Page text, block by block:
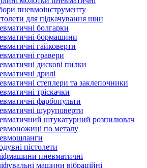
пневмоінструменту
для підкачування шин
болгарки
бормашини
гайковерти
гравери
дискові пилки
дрилі
степлери та заклепочники
тріскачки
фарбопульти
шуруповерти
штукатурний розпилювач
по металу
пістолети
пневматичні
машини вібраційні